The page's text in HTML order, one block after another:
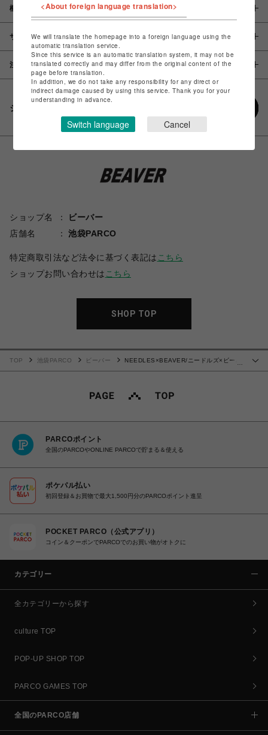
概要
サイズ
注意事項
シェアする
ショップ名
ビーバー
店舗名
池袋PARCO
特定商取引法など法令に基づく表記は こちら
ショップお問い合わせは こちら
SHOP TOP
TOP 池袋PARCO ビーバー
NEEDLES×BEAVER/ニードルズ×ビーバ
PARCOポイント
全国のPARCOやONLINE PARCOで貯まる＆使える
ポケパル払い
初回登録＆お買物で最大1,500円分のPARCOポイント進呈
POCKET PARCO（公式アプリ）
コイン＆クーポンでPARCOでのお買い物がオトクに
カテゴリー
全カテゴリーから探す
culture TOP
POP-UP SHOP TOP
PARCO GAMES TOP
全国のPARCO店舗
<About foreign language translation>
We will translate the homepage into a foreign language using the
automatic translation service.
Since this service is an automatic translation system, it may not be
translated correctly and may differ from the original content of the
page before translation.
In addition, we do not take any responsibility for any direct or
indirect damage caused by using this service. Thank you for your
understanding in advance.
Switch language Cancel